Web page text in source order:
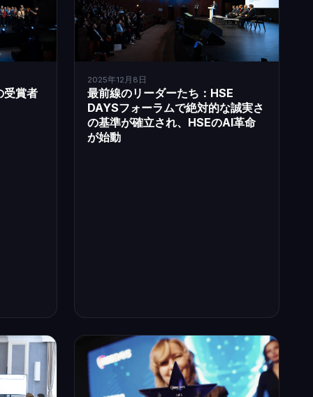
受賞者
2025年12月8日
最前線のリーダーたち：HSE
DAYSフォーラムで絶対的な誠実さ
の基準が確立され、HSEのAI革命
が始動